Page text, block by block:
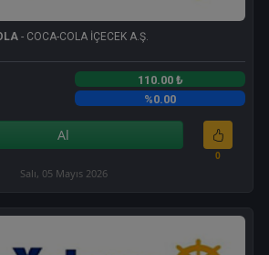
- COCA-COLA İÇECEK A.Ş.
110.00 ₺
%0.00
Al
0
Salı, 05 Mayıs 2026